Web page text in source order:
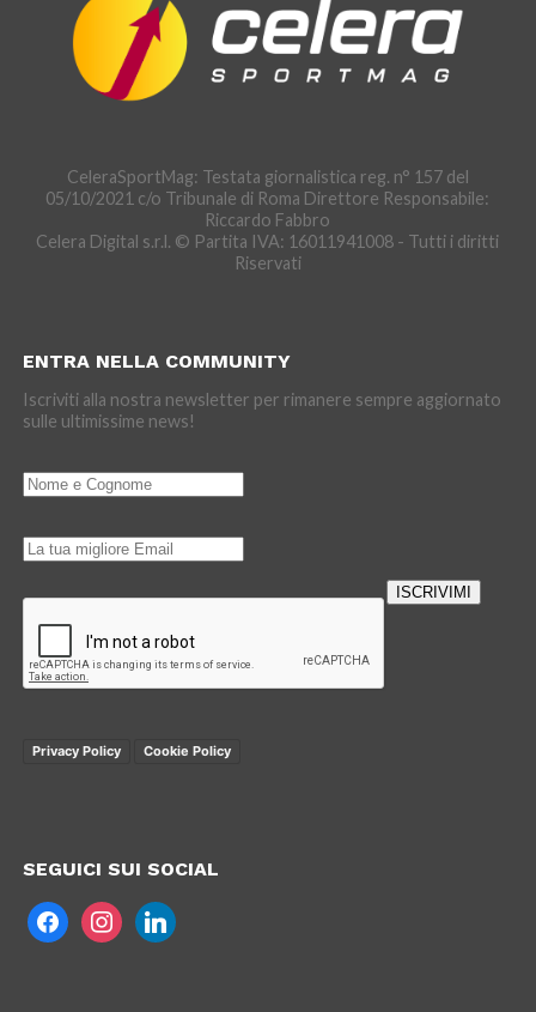
CeleraSportMag: Testata giornalistica reg. n° 157 del
05/10/2021 c/o Tribunale di Roma Direttore Responsabile:
Riccardo Fabbro
Celera Digital s.r.l. © Partita IVA: 16011941008 - Tutti i diritti
Riservati
ENTRA NELLA COMMUNITY
Iscriviti alla nostra newsletter per rimanere sempre aggiornato
sulle ultimissime news!
ISCRIVIMI
Privacy Policy Cookie Policy
SEGUICI SUI SOCIAL